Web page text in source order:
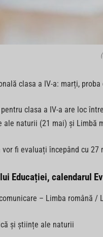
clasa a IV-a: marți,
clasa a IV-a are loc
ale naturii (21 mai) și Limbă
vor fi evaluați începând cu 27
Educației, calendarul
– Limba română
și științe ale naturii